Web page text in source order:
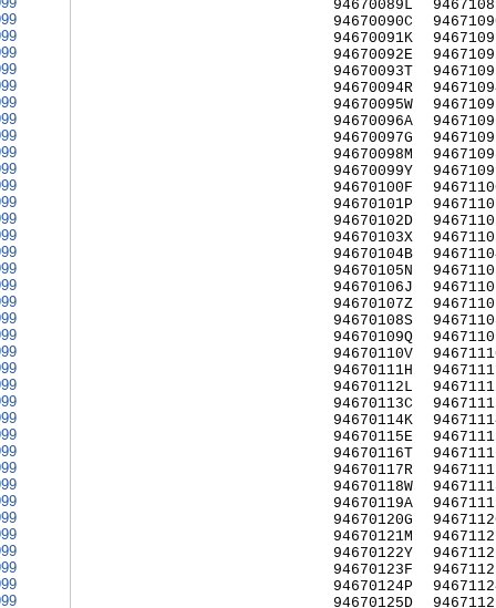
94670089L
94670090C
94670091K
94670092E
94670093T
94670094R
94670095W
94670096A
94670097G
94670098M
94670099Y
94670100F
94670101P
94670102D
94670103X
94670104B
94670105N
94670106J
94670107Z
94670108S
94670109Q
94670110V
94670111H
94670112L
94670113C
94670114K
94670115E
94670116T
94670117R
94670118W
94670119A
94670120G
94670121M
94670122Y
94670123F
94670124P
94670125D